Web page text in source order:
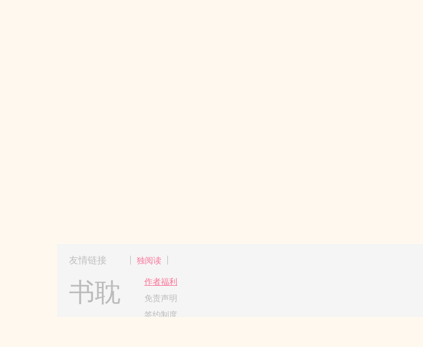
友情链接 独阅读
书耽
作者福利
免责声明
签约制度